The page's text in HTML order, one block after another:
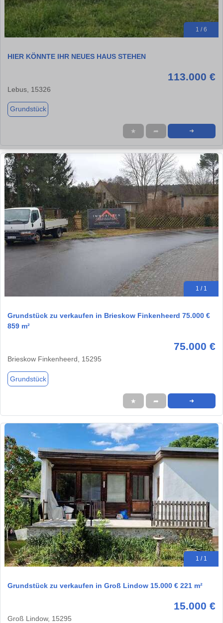
1 / 6
HIER KÖNNTE IHR NEUES HAUS STEHEN
113.000 €
Lebus, 15326
Grundstück
★ ➦ ➜
1 / 1
Grundstück zu verkaufen in Brieskow Finkenheerd 75.000 €
859 m²
75.000 €
Brieskow Finkenheerd, 15295
Grundstück
★ ➦ ➜
1 / 1
Grundstück zu verkaufen in Groß Lindow 15.000 € 221 m²
15.000 €
Groß Lindow, 15295